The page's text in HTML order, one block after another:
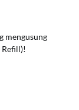
mengusung
Refill)!